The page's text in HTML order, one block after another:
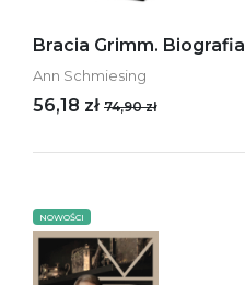
Bracia Grimm. Biografia
Ann Schmiesing
56,18 zł 74,90 zł
NOWOŚCI